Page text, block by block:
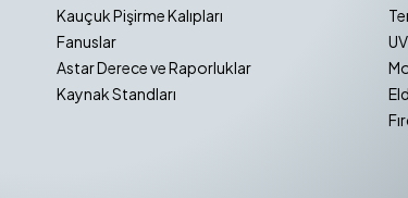
Kauçuk Pişirme Kalıpları
Fanuslar
Astar Derece ve Raporluklar
Kaynak Standları